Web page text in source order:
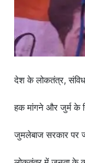
देश के लोकतंत्र,
हक मांगने और जुर्म के
जुमलेबाज सरकार पर